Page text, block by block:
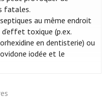
fatales.
au même endroit
toxique (p.ex.
en dentisterie) ou
iodée et le